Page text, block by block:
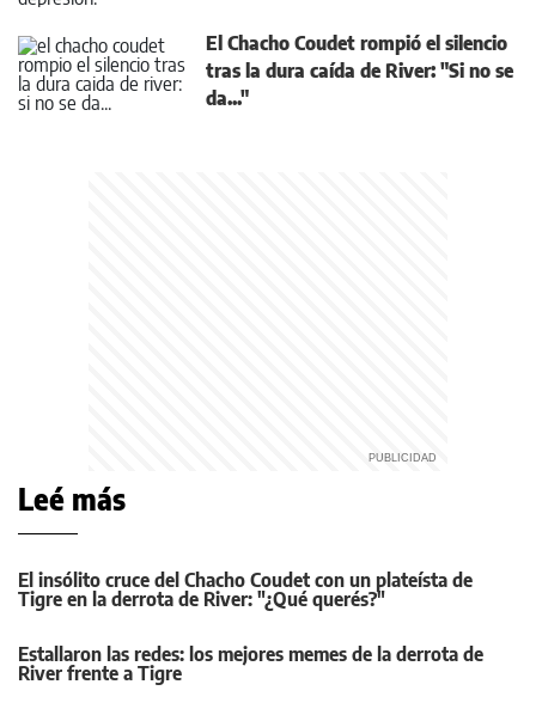
El Chacho Coudet rompió el silencio
tras la dura caída de River: "Si no se
da..."
Leé más
El insólito cruce del Chacho Coudet con un plateísta de
Tigre en la derrota de River: "¿Qué querés?"
Estallaron las redes: los mejores memes de la derrota de
River frente a Tigre